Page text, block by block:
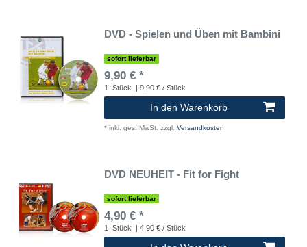
DVD - Spielen und Üben mit Bambini
sofort lieferbar
9,90 € *
1 Stück | 9,90 € / Stück
In den Warenkorb
* inkl. ges. MwSt. zzgl. Versandkosten
DVD NEUHEIT - Fit for Fight
sofort lieferbar
4,90 € *
1 Stück | 4,90 € / Stück